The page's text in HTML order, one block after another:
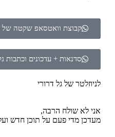
קבוצת וואטסאפ שקטה של
סדנאות + עדכונים וכתבות
לניוזלטר של גל דרורי
אני לא שולח הרבה,
מעדכן מדי פעם על תוכן חדש ועל